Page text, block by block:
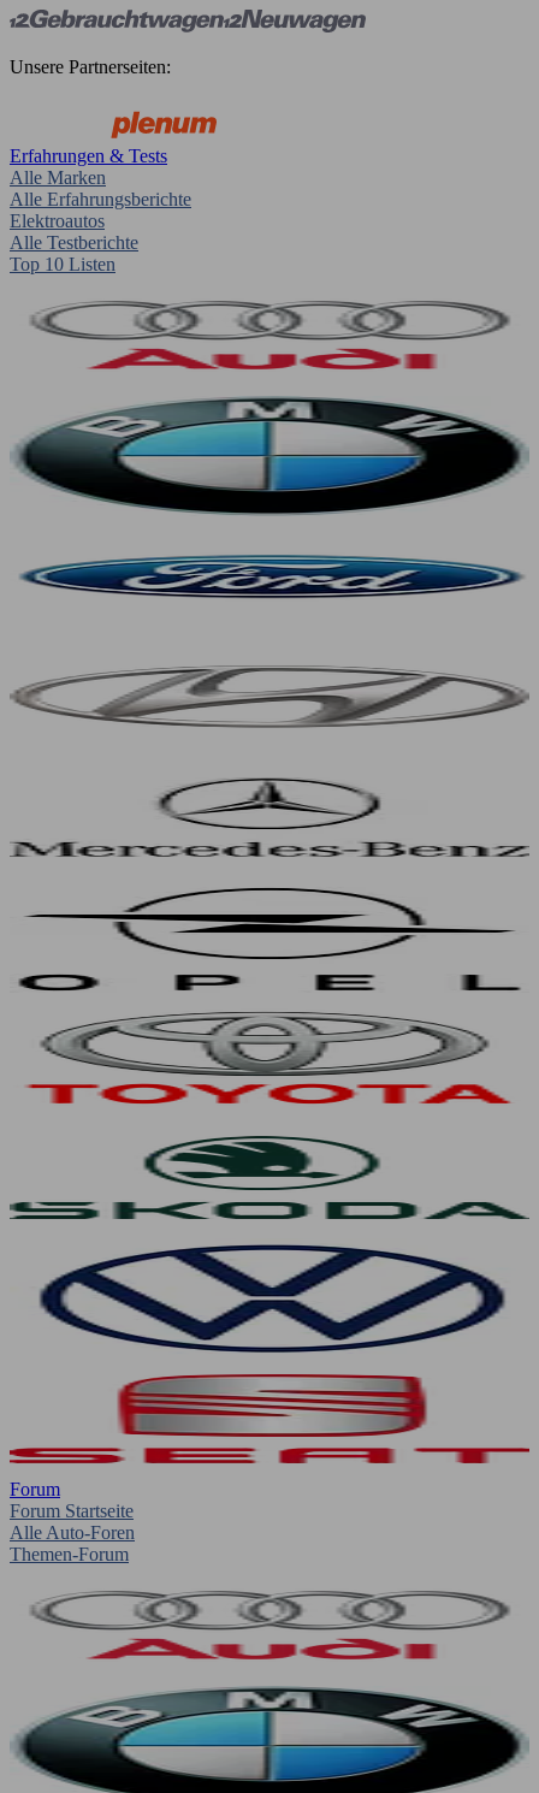
Unsere Partnerseiten:
Erfahrungen & Tests
Alle Marken
Alle Erfahrungsberichte
Elektroautos
Alle Testberichte
Top 10 Listen
Forum
Forum Startseite
Alle Auto-Foren
Themen-Forum